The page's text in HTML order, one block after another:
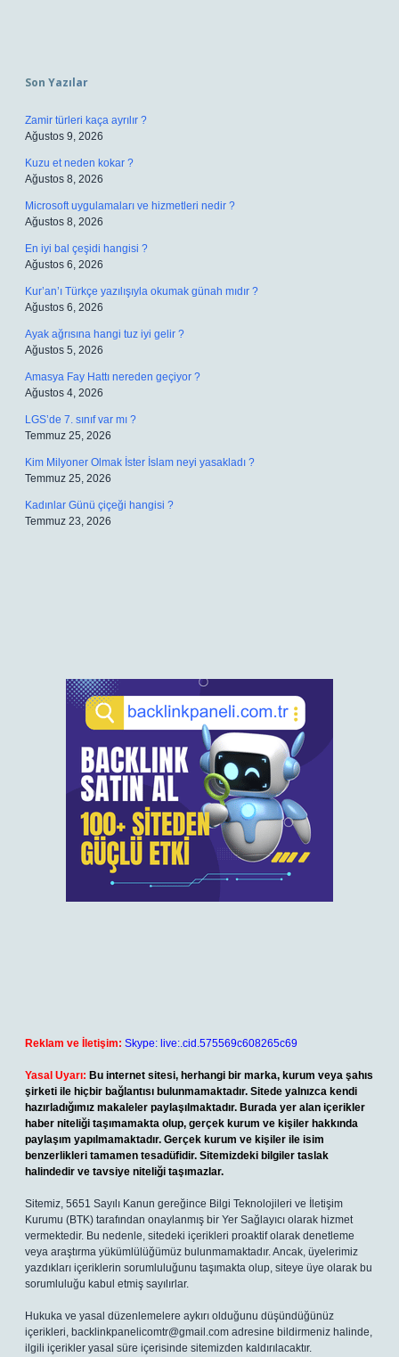
Son Yazılar
Zamir türleri kaça ayrılır ?
Ağustos 9, 2026
Kuzu et neden kokar ?
Ağustos 8, 2026
Microsoft uygulamaları ve hizmetleri nedir ?
Ağustos 8, 2026
En iyi bal çeşidi hangisi ?
Ağustos 6, 2026
Kur’an’ı Türkçe yazılışıyla okumak günah mıdır ?
Ağustos 6, 2026
Ayak ağrısına hangi tuz iyi gelir ?
Ağustos 5, 2026
Amasya Fay Hattı nereden geçiyor ?
Ağustos 4, 2026
LGS’de 7. sınıf var mı ?
Temmuz 25, 2026
Kim Milyoner Olmak İster İslam neyi yasakladı ?
Temmuz 25, 2026
Kadınlar Günü çiçeği hangisi ?
Temmuz 23, 2026
Reklam ve İletişim: Skype: live:.cid.575569c608265c69
Yasal Uyarı: Bu internet sitesi, herhangi bir marka, kurum veya şahıs
şirketi ile hiçbir bağlantısı bulunmamaktadır. Sitede yalnızca kendi
hazırladığımız makaleler paylaşılmaktadır. Burada yer alan içerikler
haber niteliği taşımamakta olup, gerçek kurum ve kişiler hakkında
paylaşım yapılmamaktadır. Gerçek kurum ve kişiler ile isim
benzerlikleri tamamen tesadüfidir. Sitemizdeki bilgiler taslak
halindedir ve tavsiye niteliği taşımazlar.
Sitemiz, 5651 Sayılı Kanun gereğince Bilgi Teknolojileri ve İletişim
Kurumu (BTK) tarafından onaylanmış bir Yer Sağlayıcı olarak hizmet
vermektedir. Bu nedenle, sitedeki içerikleri proaktif olarak denetleme
veya araştırma yükümlülüğümüz bulunmamaktadır. Ancak, üyelerimiz
yazdıkları içeriklerin sorumluluğunu taşımakta olup, siteye üye olarak bu
sorumluluğu kabul etmiş sayılırlar.
Hukuka ve yasal düzenlemelere aykırı olduğunu düşündüğünüz
içerikleri, backlinkpanelicomtr@gmail.com adresine bildirmeniz halinde,
ilgili içerikler yasal süre içerisinde sitemizden kaldırılacaktır.